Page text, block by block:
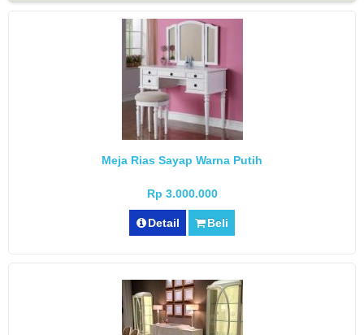
Meja Rias Sayap Warna Putih
Rp 3.000.000
Detail Beli